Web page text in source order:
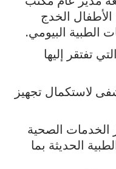
الخدج
الطبية البيومي.
تفتقر إليها
لاستكمال تجهيز
الخدمات الصحية
الحديثة بما